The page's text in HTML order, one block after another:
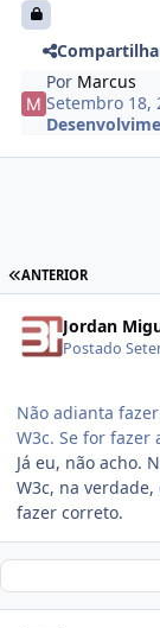
Por Marcus
Setembro 18,
ANTERIOR
Jordan
Postado
Não adianta
W3c. Se for fazer
Já eu, não acho.
W3c, na
fazer correto.